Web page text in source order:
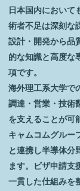
日本国内において
術者不足は深刻な
設計・開発から品
的な知識と高度な
項です。
海外理工系大学で
調達・営業・技術
を支えることが可
キャムコムグルー
と連携し半導体分
ます。ビザ申請支
一貫した仕組みを